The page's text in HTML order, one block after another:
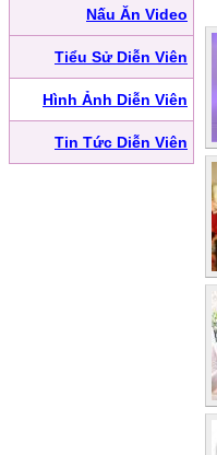
Nấu Ăn Video
Tiểu Sử Diễn Viên
Hình Ảnh Diễn Viên
Tin Tức Diễn Viên